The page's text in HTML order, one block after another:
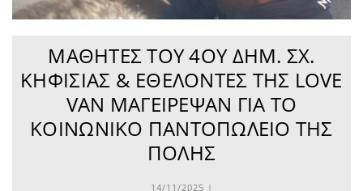
ΜΑΘΗΤΈΣ ΤΟΥ 4ΟΥ ΔΗΜ. ΣΧ.
ΚΗΦΙΣΙΆΣ & ΕΘΕΛΟΝΤΈΣ ΤΗΣ LOVE
VAN ΜΑΓΕΊΡΕΨΑΝ ΓΙΑ ΤΟ
ΚΟΙΝΩΝΙΚΌ ΠΑΝΤΟΠΩΛΕΊΟ ΤΗΣ
ΠΌΛΗΣ
14/11/2025 |